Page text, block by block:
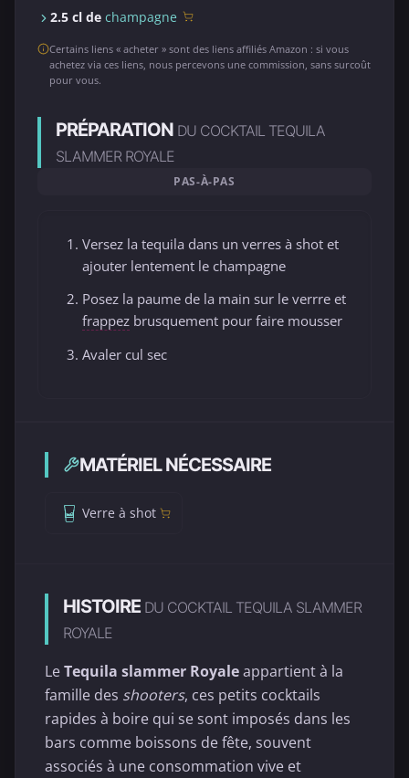
2.5 cl de champagne
Certains liens « acheter » sont des liens affiliés Amazon : si vous
achetez via ces liens, nous percevons une commission, sans surcoût
pour vous.
PRÉPARATION DU COCKTAIL TEQUILA
SLAMMER ROYALE
PAS-À-PAS
Versez la tequila dans un verres à shot et
ajouter lentement le champagne
Posez la paume de la main sur le verrre et
frappez brusquement pour faire mousser
Avaler cul sec
MATÉRIEL NÉCESSAIRE
Verre à shot
HISTOIRE DU COCKTAIL TEQUILA SLAMMER
ROYALE
LeTequila slammer Royaleappartient à la
famille des shooters, ces petits cocktails
rapides à boire qui se sont imposés dans les
bars comme boissons de fête, souvent
associés à une consommation vive et